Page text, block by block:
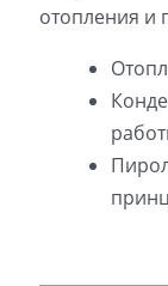
отопления и